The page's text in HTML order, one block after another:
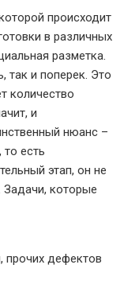
происходит
в различных
разметка.
так и поперек. Это
количество
и
нюанс –
то есть
этап, он не
Задачи, которые
прочих дефектов